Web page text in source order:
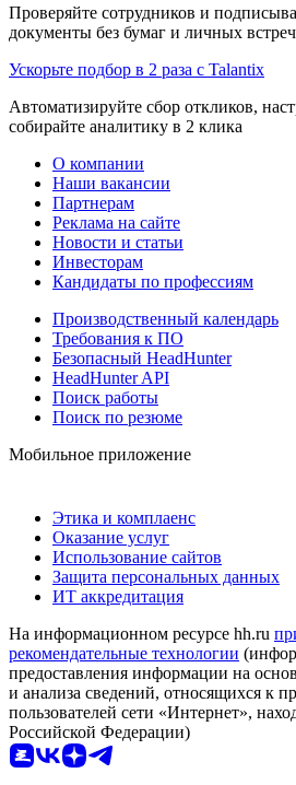
Проверяйте сотрудников и
документы без бумаг и личных встреч
Ускорьте подбор в 2 раза с Talantix
Автоматизируйте сбор откликов,
собирайте аналитику в 2 клика
О компании
Наши вакансии
Партнерам
Реклама на сайте
Новости и статьи
Инвесторам
Кандидаты по профессиям
Производственный календарь
Требования к ПО
Безопасный HeadHunter
HeadHunter API
Поиск работы
Поиск по резюме
Мобильное приложение
Этика и комплаенс
Оказание услуг
Использование сайтов
Защита персональных данных
ИТ аккредитация
На информационном ресурсе hh.ru
рекомендательные технологии
предоставления информации на
и анализа сведений, относящихся к
пользователей сети «Интернет»,
Российской Федерации)